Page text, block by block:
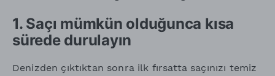
1. Saçı mümkün olduğunca kısa
sürede durulayın
Denizden çıktıktan sonra ilk fırsatta saçınızı temiz